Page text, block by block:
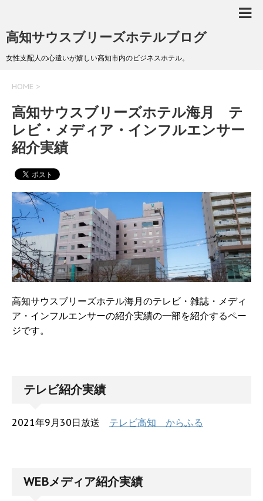
高知サウスブリーズホテルブログ
女性支配人の心遣いが嬉しい高知市内のビジネスホテル。
HOME >
高知サウスブリーズホテル海月 テ
レビ・メディア・インフルエンサー
紹介実績
高知サウスブリーズホテル海月のテレビ・雑誌・メディ
ア・インフルエンサーの紹介実績の一部を紹介するペー
ジです。
テレビ紹介実績
2021年9月30日放送 テレビ高知 からふる
WEBメディア紹介実績